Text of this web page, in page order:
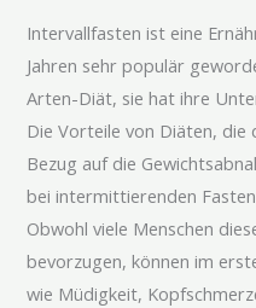
Intervallfasten ist eine
Jahren sehr populär
Arten-Diät, sie hat ihre
Die Vorteile von Diäten, die
Bezug auf die
bei intermittierenden
Obwohl viele Menschen
bevorzugen, können im
wie Müdigkeit,